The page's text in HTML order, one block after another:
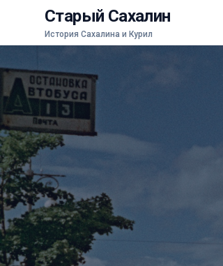
Старый Сахалин
История Сахалина и Курил